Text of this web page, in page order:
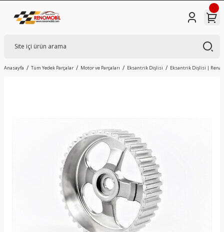
Anasayfa Tüm Yedek Parçalar Motor ve Parçaları Eksantrik Dişlisi Eksantrik Dişlisi |